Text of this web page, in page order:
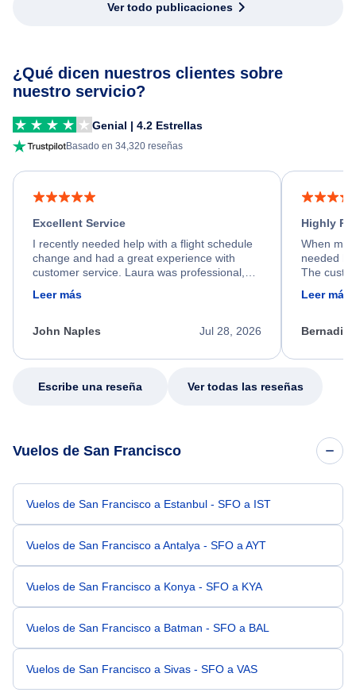
Ver todo publicaciones
¿Qué dicen nuestros clientes sobre
nuestro servicio?
Genial | 4.2 Estrellas
Basado en 34,320 reseñas
Excellent Service
I recently needed help with a flight schedule
change and had a great experience with
customer service. Laura was professional,
friendly, and very helpful throughout the
process. She quickly found a solution and
appreciate her excellent service.
Leer más
Jul 28, 2026
John Naples
Highly
When my
needed
The
calm,
my issue.
Leer más
Escribe una reseña Ver todas las reseñas
Vuelos de San Francisco
Vuelos de San Francisco a Estanbul - SFO a IST
Vuelos de San Francisco a Antalya - SFO a AYT
Vuelos de San Francisco a Konya - SFO a KYA
Vuelos de San Francisco a Batman - SFO a BAL
Vuelos de San Francisco a Sivas - SFO a VAS